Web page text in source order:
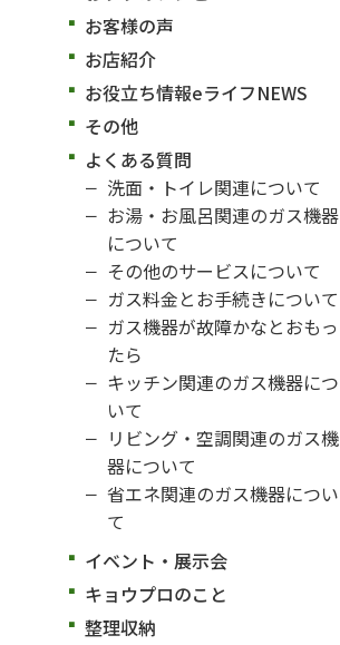
お客様の声
お店紹介
お役立ち情報eライフNEWS
その他
よくある質問
洗面・トイレ関連について
お湯・お風呂関連のガス機器
について
その他のサービスについて
ガス料金とお手続きについて
ガス機器が故障かなとおもっ
たら
キッチン関連のガス機器につ
いて
リビング・空調関連のガス機
器について
省エネ関連のガス機器につい
て
イベント・展示会
キョウプロのこと
整理収納